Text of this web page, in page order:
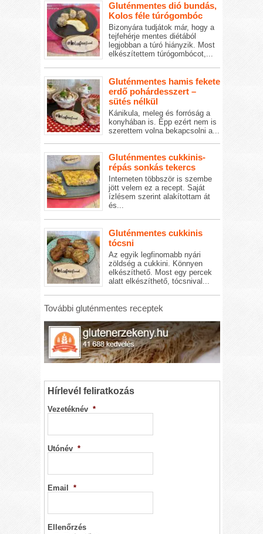
Gluténmentes dió bundás,
Kolos féle túrógombóc
Bizonyára tudjátok már, hogy a
tejfehérje mentes diétából
legjobban a túró hiányzik. Most
elkészítettem túrógombócot,...
Gluténmentes hamis fekete
erdő pohárdesszert –
sütés nélkül
Kánikula, meleg és forróság a
konyhában is. Épp ezért nem is
szerettem volna bekapcsolni a...
Gluténmentes cukkinis-
répás sonkás tekercs
Interneten többször is szembe
jött velem ez a recept. Saját
ízlésem szerint alakítottam át
és...
Gluténmentes cukkinis
tócsni
Az egyik legfinomabb nyári
zöldség a cukkini. Könnyen
elkészíthető. Most egy percek
alatt elkészíthető, tócsnival...
További gluténmentes receptek
Hírlevél feliratkozás
Vezetéknév *
Utónév *
Email *
Ellenőrzés